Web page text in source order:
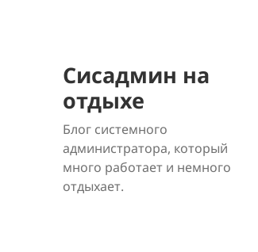
Сисадмин на
отдыхе
Блог системного
администратора, который
много работает и немного
отдыхает.